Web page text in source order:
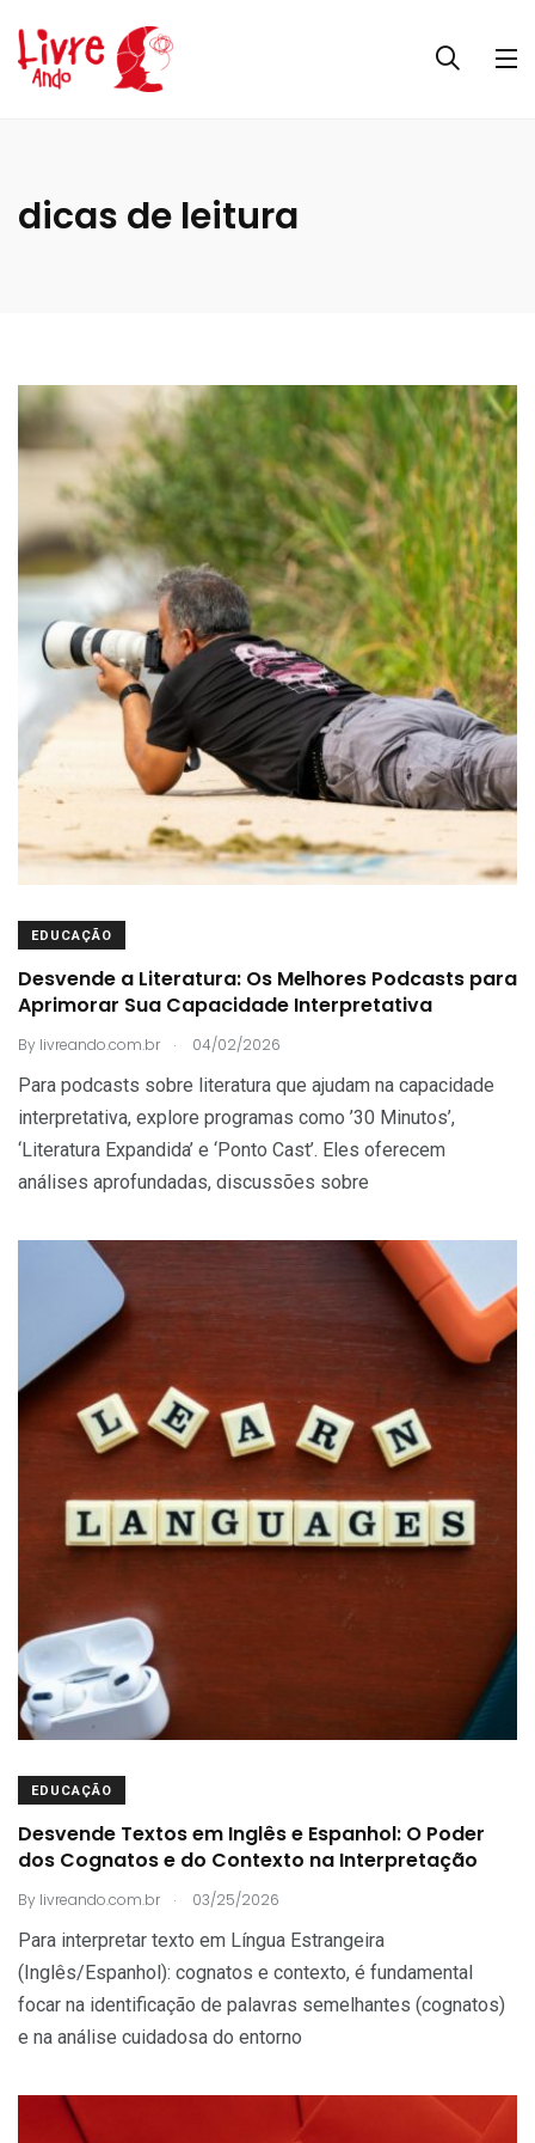
dicas de leitura
EDUCAÇÃO
Desvende a Literatura: Os Melhores Podcasts para
Aprimorar Sua Capacidade Interpretativa
By livreando.com.br . 04/02/2026
Para podcasts sobre literatura que ajudam na capacidade
interpretativa, explore programas como ’30 Minutos’,
‘Literatura Expandida’ e ‘Ponto Cast’. Eles oferecem
análises aprofundadas, discussões sobre
EDUCAÇÃO
Desvende Textos em Inglês e Espanhol: O Poder
dos Cognatos e do Contexto na Interpretação
By livreando.com.br . 03/25/2026
Para interpretar texto em Língua Estrangeira
(Inglês/Espanhol): cognatos e contexto, é fundamental
focar na identificação de palavras semelhantes (cognatos)
e na análise cuidadosa do entorno